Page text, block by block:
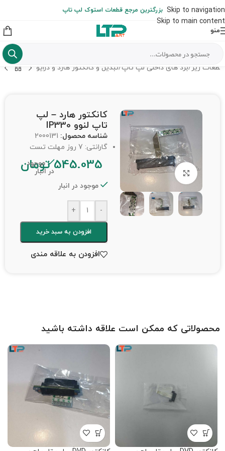
Skip to navigation
Skip to main content
از شهرستان به عهده مشتری است)
بزرگترین مرجع قطعات استوک لپ تاپ
منو
قطعات ریز /برد های داخلی لپ تاپ/تبدیل و کانکتور هارد و درایو
برای بزرگنمایی کلیک کنید
کانکتور هارد – لپ
تاپ لنوو IP330
شناسه محصول: 2000131
گارانتی: 7 روز مهلت تست
545.035 تومان
موجود
در انبار
موجود در انبار
-
+
افزودن به سبد خرید
افزودن به علاقه مندی
محصولاتی که ممکن است علاقه داشته باشید